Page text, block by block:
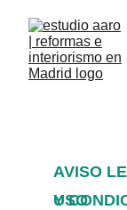
AVISO
Y CONDICIONES GENERALES DE USO